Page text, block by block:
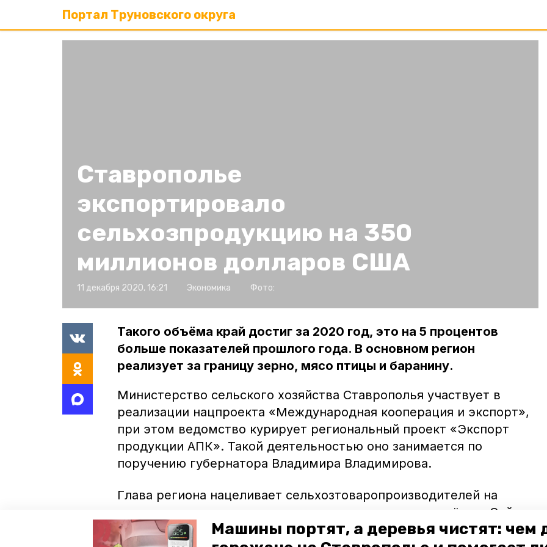
Машины портят, а деревья чистят: чем
Портал Труновского округа
Ставрополье
экспортировало
сельхозпродукцию на 350
миллионов долларов США
11 декабря 2020, 16:21 Экономика Фото:
Такого объёма край достиг за 2020 год, это на 5 процентов
больше показателей прошлого года. В основном регион
реализует за границу зерно, мясо птицы и баранину.
Министерство сельского хозяйства Ставрополья участвует в
реализации нацпроекта «Международная кооперация и экспорт»,
при этом ведомство курирует региональный проект «Экспорт
продукции АПК». Такой деятельностью оно занимается по
поручению губернатора Владимира Владимирова.
Глава региона нацеливает сельхозтоваропроизводителей на
освоение новых рынков и расширение списка импортёров. Сейчас
продукцию ООО «Ясон-агро», ГАП «Ресурс», ООО